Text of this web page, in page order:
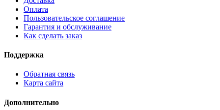
Оплата
Пользовательское соглашение
Гарантия и обслуживание
Как сделать заказ
Поддержка
Обратная связь
Карта сайта
Дополнительно